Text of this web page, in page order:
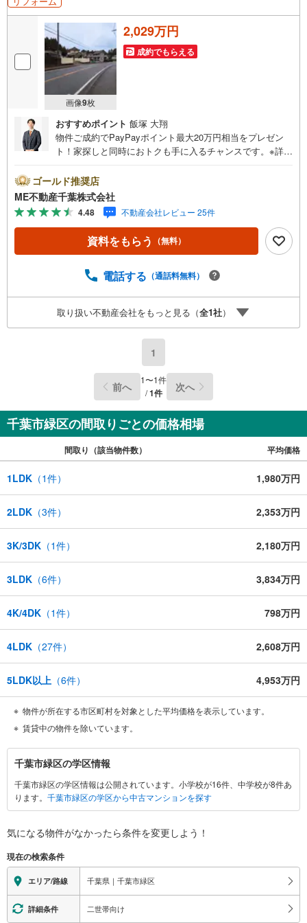
画像9枚
2,029万円
成約でもらえる
おすすめポイント 飯塚 大翔
物件ご成約でPayPayポイント最大20万円相当をプレゼン
ト！家探しと同時におトクも手に入るチャンスです。※詳し
送迎無料！頭金なし・銀行比較＆相談可！ テレビで紹介さ
れた『やどかリッチ』使えます！豊かに過ごすには『イン
テリア』家具や家電と『エクステリア』カーポートや楽し
める庭、この充実度で変わってきます。これらを一括で購
入でき、その代金を住宅ローンに組み込むことが可能なサ
ービス、それがやどかリッチです。 頭金0円でもOK！（諸
の？疾病ってなに？ローン組めるかな？」わからないこと
ーンの組み方、知らないと損する税金のこと等トータルで
サポート致します！
ゴールド推奨店
ME不動産千葉株式会社
4.48 不動産会社レビュー 25件
資料をもらう （無料）
電話する （通話料無料）
取り扱い不動産会社をもっと見る（全1社）
1
前へ 1〜1件
/1件 次へ
千葉市緑区の間取りごとの価格相場
間取り（該当物件数） 平均価格
1LDK （1件） 1,980万円
2LDK （3件） 2,353万円
3K/3DK （1件） 2,180万円
3LDK （6件） 3,834万円
4K/4DK （1件） 798万円
4LDK （27件） 2,608万円
5LDK以上 （6件） 4,953万円
物件が所在する市区町村を対象とした平均価格を表示しています。
賃貸中の物件を除いています。
千
葉
市
緑
に
す
る
情
報
千葉市緑区の学区情報
千葉市緑区の学区情報は公開されています。小学校が16件、中学校が8件あ
ります。 千葉市緑区の学区から中古マンションを探す
気になる物件がなかったら条件を変更しよう！
現在の検索条件
エリア/路線 千葉県｜千葉市緑区
詳細条件 二世帯向け